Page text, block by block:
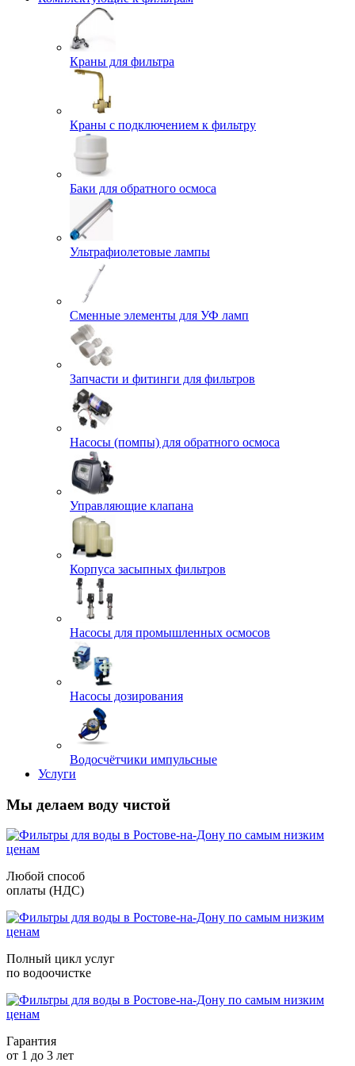
Краны для фильтра
Краны с подключением к фильтру
Баки для обратного осмоса
Ультрафиолетовые лампы
Сменные элементы для УФ ламп
Запчасти и фитинги для фильтров
Насосы (помпы) для обратного осмоса
Управляющие клапана
Корпуса засыпных фильтров
Насосы для промышленных осмосов
Насосы дозирования
Водосчётчики импульсные
Услуги
Мы делаем воду чистой
Любой способ
оплаты (НДС)
Полный цикл услуг
по водоочистке
Гарантия
от 1 до 3 лет